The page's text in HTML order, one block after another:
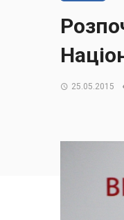
25.05.2015